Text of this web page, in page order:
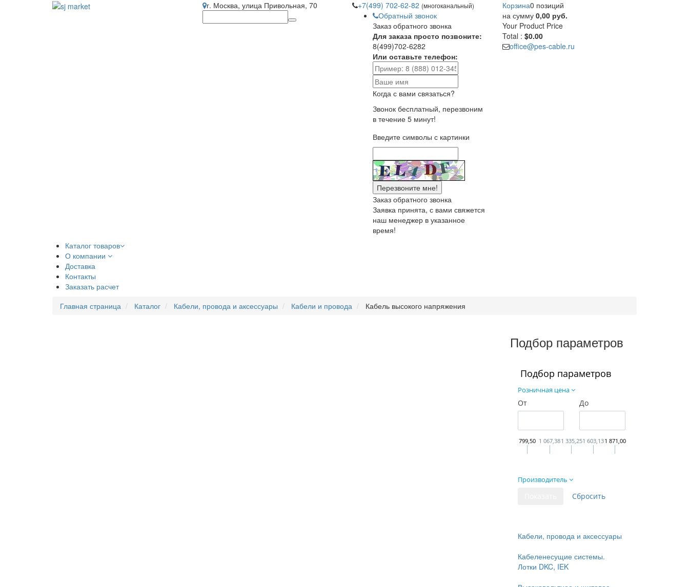
г. Москва, улица Привольная, 70 +7(499) 702-62-82 (многоканальный)
Обратный звонок
Заказ обратного звонка
Для заказа просто позвоните:
8(499)702-6282
Или оставьте телефон:
Когда с вами связаться?
Звонок бесплатный, перезвоним
в течение 5 минут!
Введите символы с картинки
Заказ обратного звонка
Заявка принята, с вами свяжется
наш менеджер в указанное
время!
Корзина0 позиций
на сумму 0,00 руб.
Your Product Price
Total : $0.00
office@pes-cable.ru
Каталог товаров
О компании
Доставка
Контакты
Заказать расчет
Главная страница
Каталог Кабели, провода и аксессуары Кабели и провода Кабель высокого напряжения
Подбор параметров
Подбор параметров
Розничная цена
От До
799,50 1 067,381 335,251 603,131 871,00
Производитель
Кабели, провода и аксессуары
Кабеленесущие системы.
Лотки DKC, IEK